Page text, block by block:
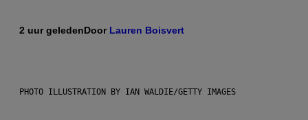
2 uur geledenDoor Lauren Boisvert
PHOTO ILLUSTRATION BY IAN WALDIE/GETTY IMAGES